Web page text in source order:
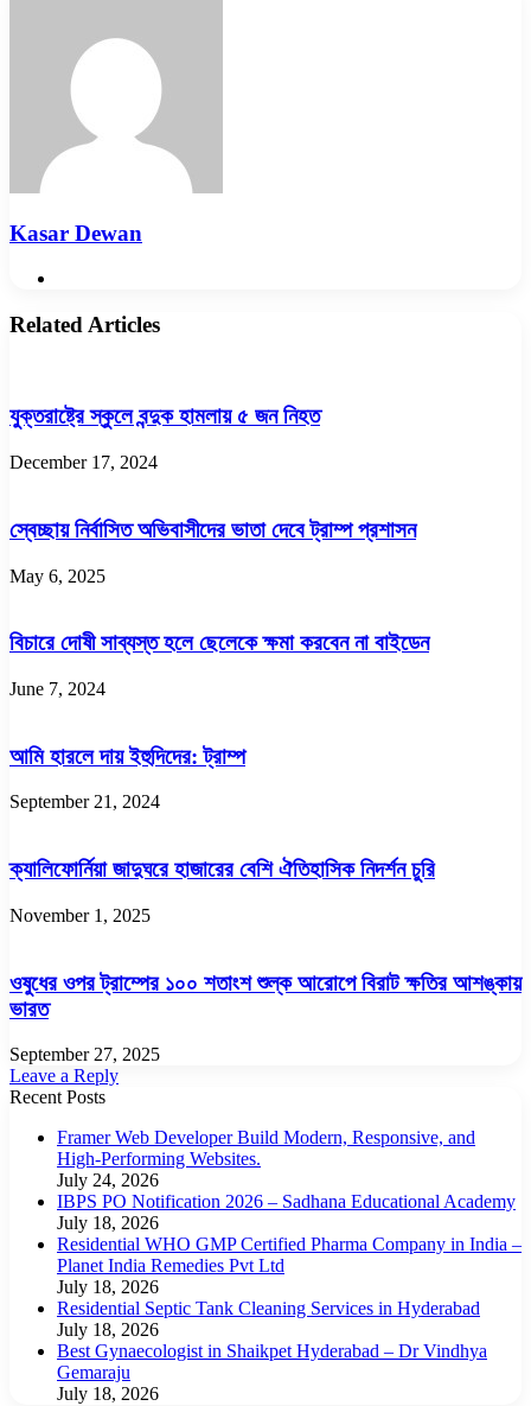
Kasar Dewan
Related Articles
যুক্তরাষ্ট্রে স্কুলে বন্দুক হামলায় ৫ জন নিহত
December 17, 2024
স্বেচ্ছায় নির্বাসিত অভিবাসীদের ভাতা দেবে ট্রাম্প প্রশাসন
May 6, 2025
বিচারে দোষী সাব্যস্ত হলে ছেলেকে ক্ষমা করবেন না বাইডেন
June 7, 2024
আমি হারলে দায় ইহুদিদের: ট্রাম্প
September 21, 2024
ক্যালিফোর্নিয়া জাদুঘরে হাজারের বেশি ঐতিহাসিক নিদর্শন চুরি
November 1, 2025
ওষুধের ওপর ট্রাম্পের ১০০ শতাংশ শুল্ক আরোপে বিরাট ক্ষতির আশঙ্কায়
ভারত
September 27, 2025
Leave a Reply
Recent Posts
Framer Web Developer Build Modern, Responsive, and
High-Performing Websites.
July 24, 2026
IBPS PO Notification 2026 – Sadhana Educational Academy
July 18, 2026
Residential WHO GMP Certified Pharma Company in India –
Planet India Remedies Pvt Ltd
July 18, 2026
Residential Septic Tank Cleaning Services in Hyderabad
July 18, 2026
Best Gynaecologist in Shaikpet Hyderabad – Dr Vindhya
Gemaraju
July 18, 2026